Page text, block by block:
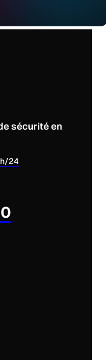
sécurité en
24